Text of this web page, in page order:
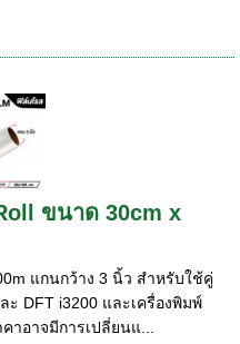
ขนาด 30cm x
แกนกว้าง 3 นิ้ว สำหรับใช้คู่
ะ DFT i3200 และเครื่องพิมพ์
อาจมีการเปลี่ยนแ...